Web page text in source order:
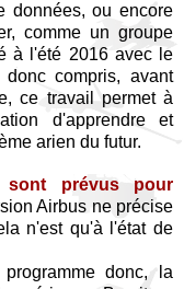
données, ou encore
comme un groupe
à l'été 2016 avec le
donc compris, avant
ce travail permet à
d'apprendre et
arien du futur.
sont prévus pour
Airbus ne précise
n'est qu'à l'état de
donc, la